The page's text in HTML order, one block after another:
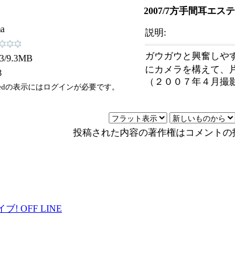
2007/7方手間耳エステ
9.3MB
の表示にはログインが必要です。
説明:
ガウガウと興奮しや
にカメラを構えて、
（２００７年４月撮
投稿された内容の著作権はコメントの